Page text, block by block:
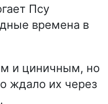
Псу
времена в
и циничным, но
ждало их через